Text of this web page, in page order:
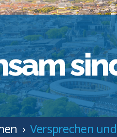
Versprechen